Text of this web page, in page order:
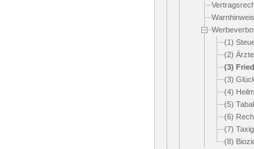
(1)
(2)
(3)
(3)
(4)
(5)
(6)
(7)
(8)